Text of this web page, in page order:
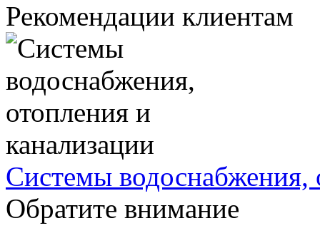
Рекомендации клиентам
Системы водоснабжения,
Обратите внимание